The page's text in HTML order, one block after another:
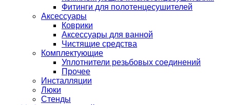
Фитинги для полотенцесушителей
Аксессуары
Коврики
Аксессуары для ванной
Чистящие средства
Комплектующие
Уплотнители резьбовых соединений
Прочее
Инсталляции
Люки
Стенды